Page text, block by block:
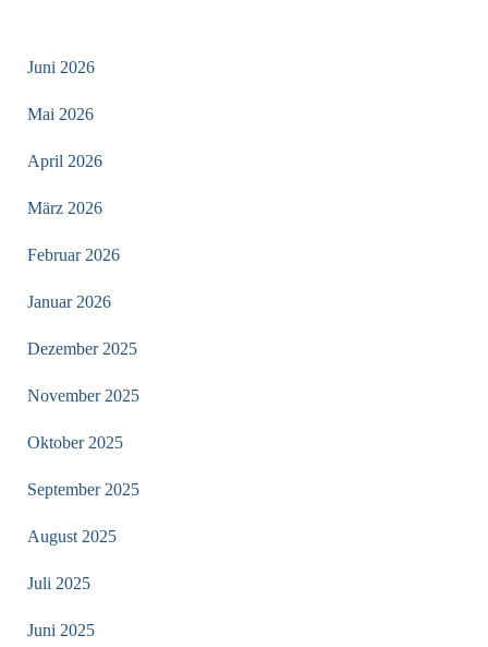
Juni 2026
Mai 2026
April 2026
März 2026
Februar 2026
Januar 2026
Dezember 2025
November 2025
Oktober 2025
September 2025
August 2025
Juli 2025
Juni 2025